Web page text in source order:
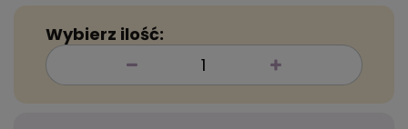
Wybierz ilość: